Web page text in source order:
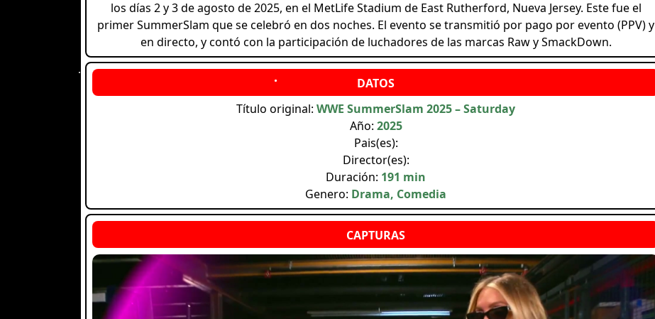
los días 2 y 3 de agosto de 2025, en el MetLife Stadium de East Rutherford, Nueva Jersey. Este fue el
primer SummerSlam que se celebró en dos noches. El evento se transmitió por pago por evento (PPV) y
en directo, y contó con la participación de luchadores de las marcas Raw y SmackDown.
Título original: WWE SummerSlam 2025 – Saturday
Año: 2025
Pais(es):
Director(es):
Duración: 191 min
Genero: Drama, Comedia